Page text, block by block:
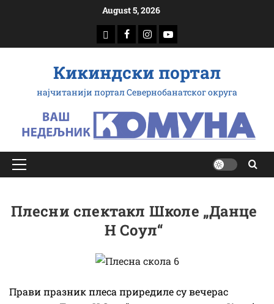
August 5, 2026
доwнлоад
Фацебоок
Инстаграм
Yоутубе
Кикиндски портал
најчитанији портал Севернобанатског округа
Примарy
Плесни спектакл Школе „Данце
Н Соул“
Прави празник плеса приредиле су вечерас